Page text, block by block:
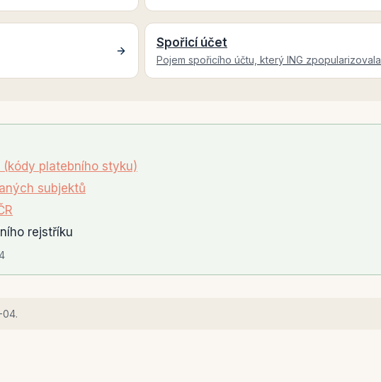
Spořicí účet
Pojem spořicího účtu, který ING zpopularizovala
platebního styku)
subjektů
rejstříku
04.